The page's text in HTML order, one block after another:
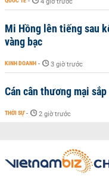
Mi Hồng lên tiếng sau
vàng bạc
KINH DOANH - 3 giờ trước
Cán cân thương mại
THỜI SỰ - 2 giờ trước